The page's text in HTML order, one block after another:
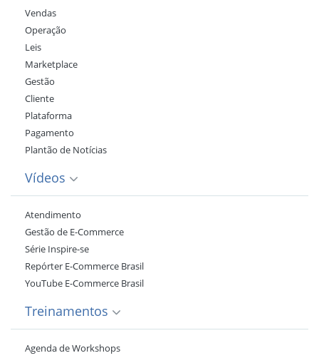
Vendas
Operação
Leis
Marketplace
Gestão
Cliente
Plataforma
Pagamento
Plantão de Notícias
Vídeos
Atendimento
Gestão de E-Commerce
Série Inspire-se
Repórter E-Commerce Brasil
YouTube E-Commerce Brasil
Treinamentos
Agenda de Workshops